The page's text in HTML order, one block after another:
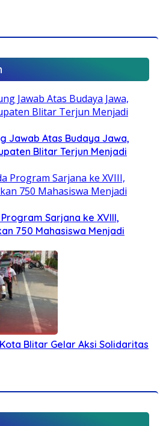
Jawab Atas Budaya Jawa,
Blitar Terjun Menjadi
Sarjana ke XVIII,
750 Mahasiswa Menjadi
Blitar Gelar Aksi Solidaritas